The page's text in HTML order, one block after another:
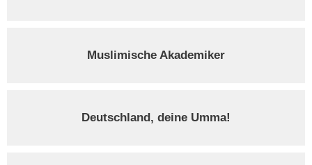
Muslimische Akademiker
Deutschland, deine Umma!